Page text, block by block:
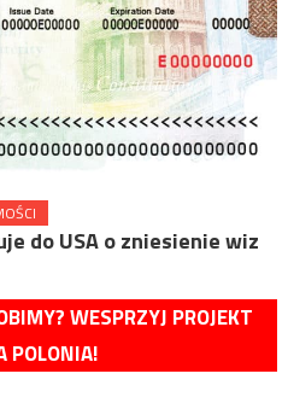
do USA o zniesienie wiz
WESPRZYJ PROJEKT
POLONIA!